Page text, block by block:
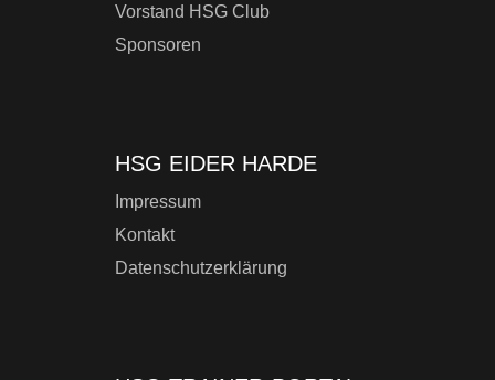
Vorstand HSG Club
Sponsoren
HSG EIDER HARDE
Impressum
Kontakt
Datenschutzerklärung